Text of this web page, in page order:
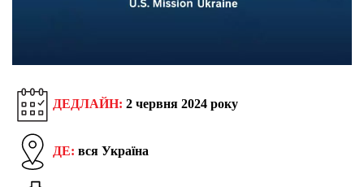
ДЕДЛАЙН: 2 червня 2024 року
ДЕ: вся Україна